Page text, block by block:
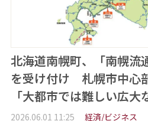
北海道南幌町、「南幌流
を受け付け 札幌市中心
「大都市では難しい広大
2026.06.01 11:25 経済/ビジネス